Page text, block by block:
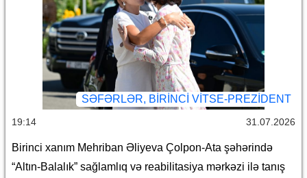
SƏFƏRLƏR, BIRINCI VITSE-PREZIDENT
19:14 31.07.2026
Birinci xanım Mehriban Əliyeva Çolpon-Ata şəhərində
“Altın-Balalık” sağlamlıq və reabilitasiya mərkəzi ilə tanış